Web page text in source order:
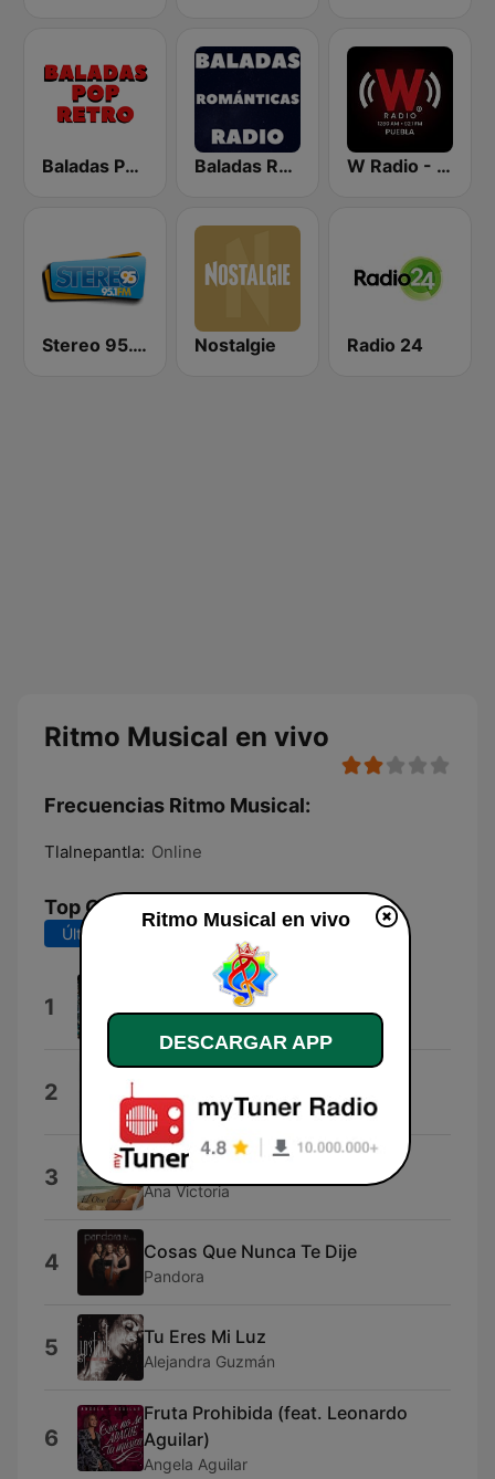
Baladas Pop Retro Baladas Románticas Radio W Radio - Puebla
Stereo 95.1 FM Nostalgie Radio 24
Ritmo Musical en vivo
Frecuencias Ritmo Musical:
Tlalnepantla: Online
Top Canciones
Últimos 7 días
1 Chely Rose
2 Ha-Ash
3 Tu Me Acostumbraste
Ana Victoria
4 Cosas Que Nunca Te Dije
Pandora
5 Tu Eres Mi Luz
Alejandra Guzmán
6
Fruta Prohibida (feat. Leonardo
Aguilar)
Angela Aguilar
Ritmo Musical en vivo
DESCARGAR APP